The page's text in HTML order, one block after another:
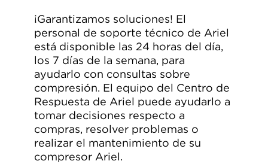
¡Garantizamos soluciones! El
personal de soporte técnico de Ariel
está disponible las 24 horas del día,
los 7 días de la semana, para
ayudarlo con consultas sobre
compresión. El equipo del Centro de
Respuesta de Ariel puede ayudarlo a
tomar decisiones respecto a
compras, resolver problemas o
realizar el mantenimiento de su
compresor Ariel.